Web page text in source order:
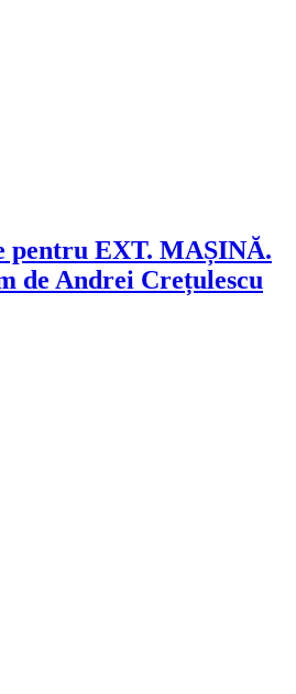
pentru EXT. MAȘINĂ.
de Andrei Crețulescu